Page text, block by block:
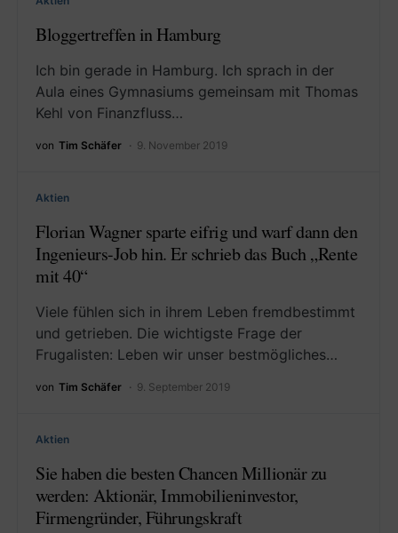
Bloggertreffen in Hamburg
Ich bin gerade in Hamburg. Ich sprach in der
Aula eines Gymnasiums gemeinsam mit Thomas
Kehl von Finanzfluss…
von Tim Schäfer 9. November 2019
Aktien
Florian Wagner sparte eifrig und warf dann den
Ingenieurs-Job hin. Er schrieb das Buch „Rente
mit 40“
Viele fühlen sich in ihrem Leben fremdbestimmt
und getrieben. Die wichtigste Frage der
Frugalisten: Leben wir unser bestmögliches…
von Tim Schäfer 9. September 2019
Aktien
Sie haben die besten Chancen Millionär zu
werden: Aktionär, Immobilieninvestor,
Firmengründer, Führungskraft